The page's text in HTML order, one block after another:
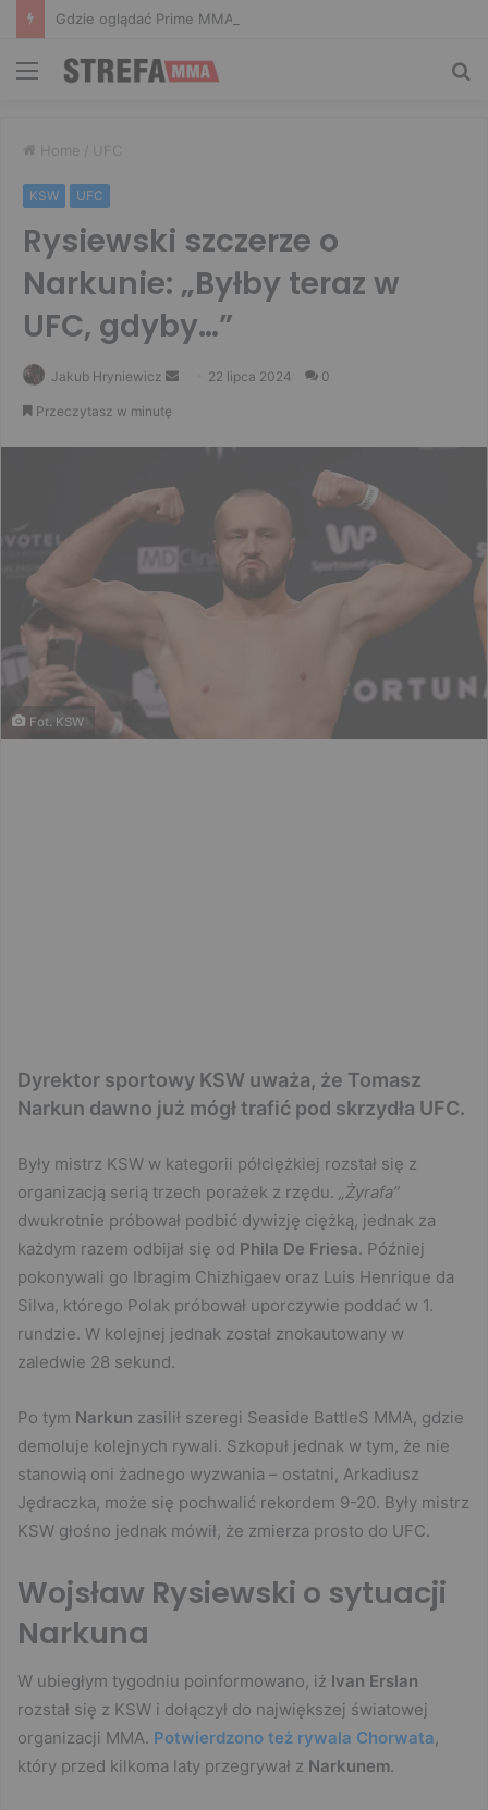
Gdzie oglądać Prime MMA 18? Transmisja na żywo
Menu
Home / UFC
KSW UFC
Rysiewski szczerze o
Narkunie: „Byłby teraz w
UFC, gdyby…”
Jakub Hryniewicz
Send 22 lipca 2024 0
Przeczytasz w minutę
Fot. KSW
Dyrektor sportowy KSW uważa, że Tomasz
Narkun dawno już mógł trafić pod skrzydła UFC.
Były mistrz KSW w kategorii półciężkiej rozstał się z
organizacją serią trzech porażek z rzędu.
„Żyrafa”
dwukrotnie próbował podbić dywizję ciężką, jednak za
każdym razem odbijał się od Phila De Friesa. Później
pokonywali go Ibragim Chizhigaev oraz Luis Henrique da
Silva, którego Polak próbował uporczywie poddać w 1.
rundzie. W kolejnej jednak został znokautowany w
zaledwie 28 sekund.
Po tym Narkun zasilił szeregi Seaside BattleS MMA, gdzie
demoluje kolejnych rywali. Szkopuł jednak w tym, że nie
stanowią oni żadnego wyzwania – ostatni, Arkadiusz
Jędraczka, może się pochwalić rekordem 9-20. Były mistrz
KSW głośno jednak mówił, że zmierza prosto do UFC.
Wojsław Rysiewski o sytuacji
Narkuna
W ubiegłym tygodniu poinformowano, iż Ivan Erslan
rozstał się z KSW i dołączył do największej światowej
organizacji MMA. Potwierdzono też rywala Chorwata,
który przed kilkoma laty przegrywał z Narkunem.